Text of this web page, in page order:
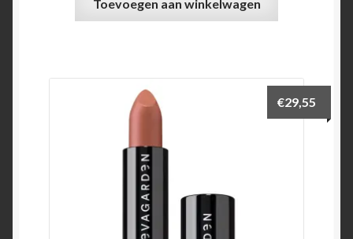
Toevoegen aan winkelwagen
€29,55